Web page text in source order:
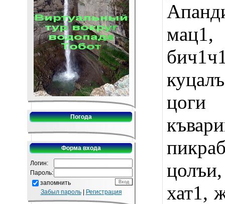
Погода
Форма входа
Логин:
Пароль:
запомнить
Забыл пароль| Регистрация
цоги
хат1,